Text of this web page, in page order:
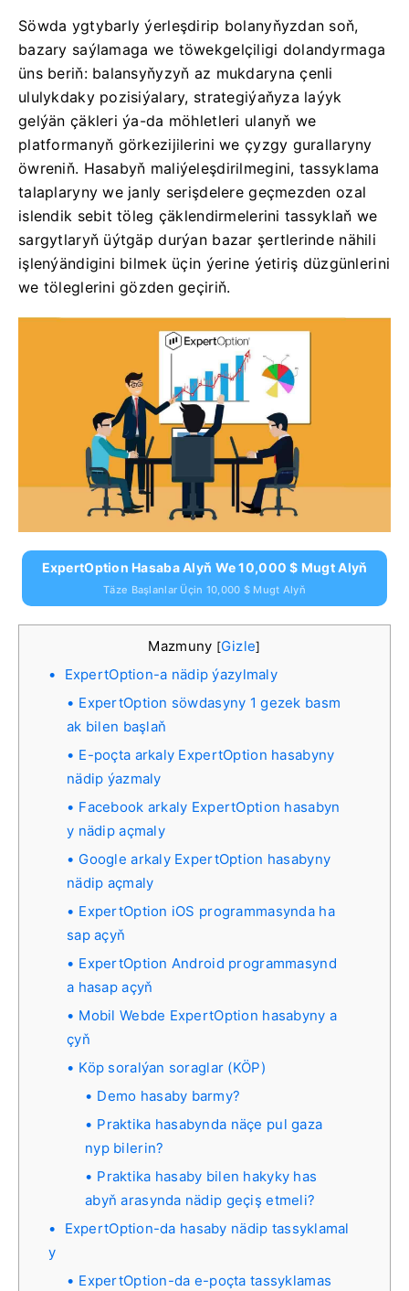
Söwda ygtybarly ýerleşdirip bolanyňyzdan soň,
bazary saýlamaga we töwekgelçiligi dolandyrmaga
üns beriň: balansyňyzyň az mukdaryna çenli
ululykdaky pozisiýalary, strategiýaňyza laýyk
gelýän çäkleri ýa-da möhletleri ulanyň we
platformanyň görkezijilerini we çyzgy gurallaryny
öwreniň. Hasabyň maliýeleşdirilmegini, tassyklama
talaplaryny we janly serişdelere geçmezden ozal
islendik sebit töleg çäklendirmelerini tassyklaň we
sargytlaryň üýtgäp durýan bazar şertlerinde nähili
işlenýändigini bilmek üçin ýerine ýetiriş düzgünlerini
we töleglerini gözden geçiriň.
ExpertOption Hasaba Alyň We 10,000 $ Mugt Alyň
Täze Başlanlar Üçin 10,000 $ Mugt Alyň
Mazmuny [Gizle]
ExpertOption-a nädip ýazylmaly
ExpertOption söwdasyny 1 gezek basm
ak bilen başlaň
E-poçta arkaly ExpertOption hasabyny
nädip ýazmaly
Facebook arkaly ExpertOption hasabyn
y nädip açmaly
Google arkaly ExpertOption hasabyny
nädip açmaly
ExpertOption iOS programmasynda ha
sap açyň
ExpertOption Android programmasynd
a hasap açyň
Mobil Webde ExpertOption hasabyny a
çyň
Köp soralýan soraglar (KÖP)
Demo hasaby barmy?
Praktika hasabynda näçe pul gaza
nyp bilerin?
Praktika hasaby bilen hakyky has
abyň arasynda nädip geçiş etmeli?
ExpertOption-da hasaby nädip tassyklamal
y
ExpertOption-da e-poçta tassyklamas